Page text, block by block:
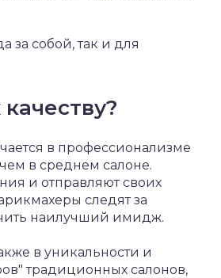
за собой, так и для
в профессионализме
в среднем салоне.
и отправляют своих
следят за
наилучший имидж.
в уникальности и
традиционных салонов,